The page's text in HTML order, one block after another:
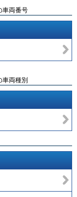
車両番号
両種別